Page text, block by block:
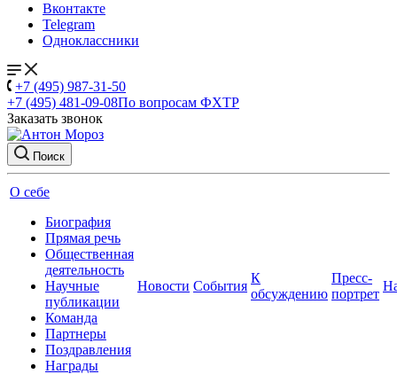
Вконтакте
Telegram
Одноклассники
+7 (495) 987-31-50
+7 (495) 481-09-08По вопросам ФХТР
Заказать звонок
Поиск
О себе
Биография
Прямая речь
Общественная
деятельность
Научные
публикации
Команда
Партнеры
Поздравления
Награды
Новости События
К
обсуждению
Пресс-
портрет